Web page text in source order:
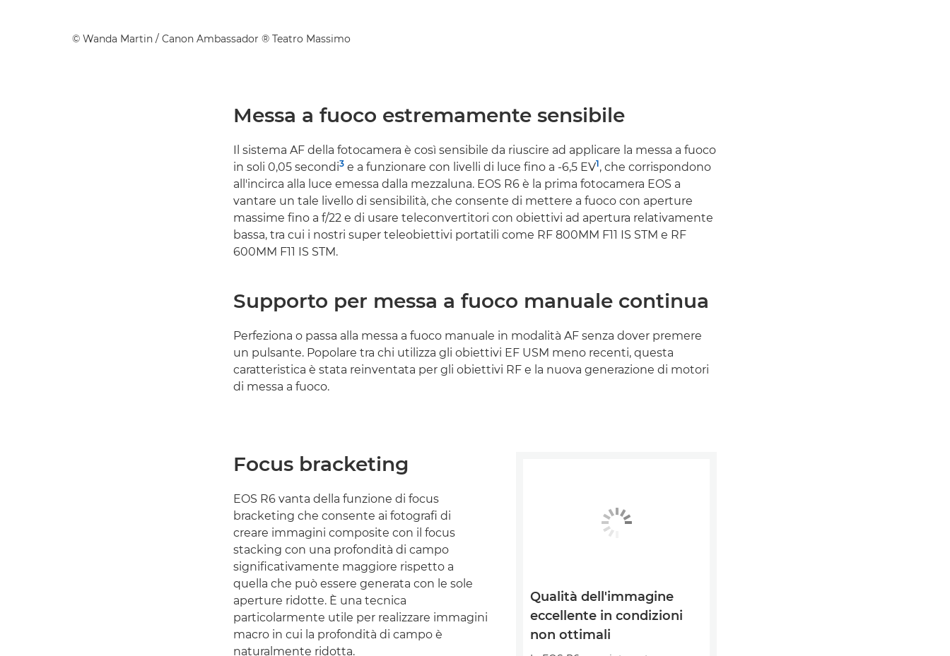
© Wanda Martin / Canon Ambassador ® Teatro Massimo
Messa a fuoco estremamente sensibile
Il sistema AF della fotocamera è così sensibile da riuscire ad applicare la messa a fuoco
in soli 0,05 secondi3 e a funzionare con livelli di luce fino a -6,5 EV1, che corrispondono
all'incirca alla luce emessa dalla mezzaluna. EOS R6 è la prima fotocamera EOS a
vantare un tale livello di sensibilità, che consente di mettere a fuoco con aperture
massime fino a f/22 e di usare teleconvertitori con obiettivi ad apertura relativamente
bassa, tra cui i nostri super teleobiettivi portatili come RF 800MM F11 IS STM e RF
600MM F11 IS STM.
Supporto per messa a fuoco manuale continua
Perfeziona o passa alla messa a fuoco manuale in modalità AF senza dover premere
un pulsante. Popolare tra chi utilizza gli obiettivi EF USM meno recenti, questa
caratteristica è stata reinventata per gli obiettivi RF e la nuova generazione di motori
di messa a fuoco.
Focus bracketing
EOS R6 vanta della funzione di focus
bracketing che consente ai fotografi di
creare immagini composite con il focus
stacking con una profondità di campo
significativamente maggiore rispetto a
quella che può essere generata con le sole
aperture ridotte. È una tecnica
particolarmente utile per realizzare immagini
macro in cui la profondità di campo è
naturalmente ridotta.
Qualità dell'immagine
eccellente in condizioni
non ottimali